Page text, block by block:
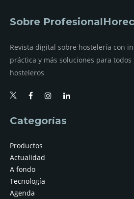
Sobre
Revista digital sobre hostelería con
práctica y más soluciones para
hosteleros
Categorías
Productos
Actualidad
A fondo
Tecnología
Agenda